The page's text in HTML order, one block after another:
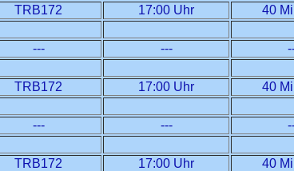
TRB172 17:00 Uhr 40
--- ---
TRB172 17:00 Uhr 40
--- ---
TRB172 17:00 Uhr 40